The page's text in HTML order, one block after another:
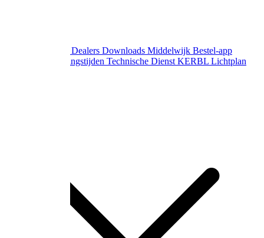
Dealers Downloads Middelwijk Bestel-app
Gewijzigde openingstijden Technische Dienst KERBL Lichtplan